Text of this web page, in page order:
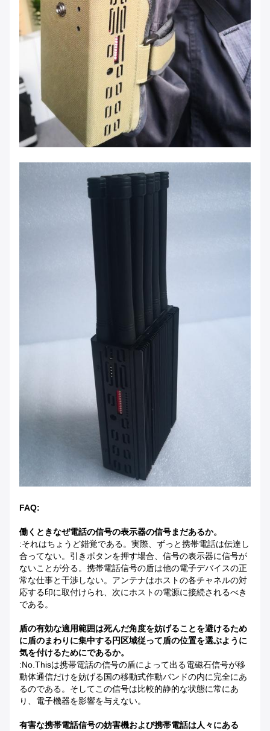
FAQ:
働くときなぜ電話の信号の表示器の信号まだあるか。
:それはちょうど錯覚である。実際、ずっと携帯電話は伝達し
合ってない。引きボタンを押す場合、信号の表示器に信号が
ないことが分る。携帯電話信号の盾は他の電子デバイスの正
常な仕事と干渉しない。アンテナはホストの各チャネルの対
応する印に取付けられ、次にホストの電源に接続されるべき
である。
盾の有効な適用範囲は死んだ角度を妨げることを避けるため
に盾のまわりに集中する円区域従って盾の位置を選ぶように
気を付けるためにであるか。
:No.Thisは携帯電話の信号の盾によって出る電磁石信号が移
動体通信だけを妨げる国の移動式作動バンドの内に完全にあ
るのである。そしてこの信号は比較的静的な状態に常にあ
り、電子機器を影響を与えない。
有害な携帯電話信号の妨害機および携帯電話は人々にある